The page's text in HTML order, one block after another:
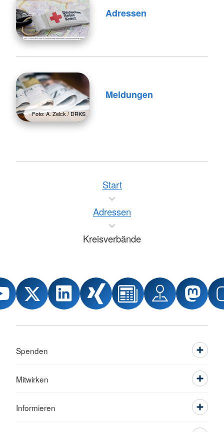
Adressen
Foto: A. Zelck / DRKS
Meldungen
Start
Adressen
Kreisverbände
Spenden
Mitwirken
Informieren